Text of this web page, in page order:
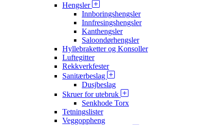
Hengsler
Innboringshengsler
Innfresingshengsler
Kanthengsler
Saloondørhengsler
Hyllebraketter og Konsoller
Luftegitter
Rekkverkfester
Sanitærbeslag
Dusjbeslag
Skruer for utebruk
Senkhode Torx
Tetningslister
Veggoppheng